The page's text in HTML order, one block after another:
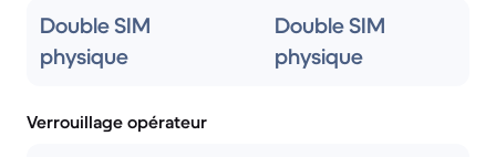
Double SIM
physique
Double SIM
physique
Verrouillage opérateur